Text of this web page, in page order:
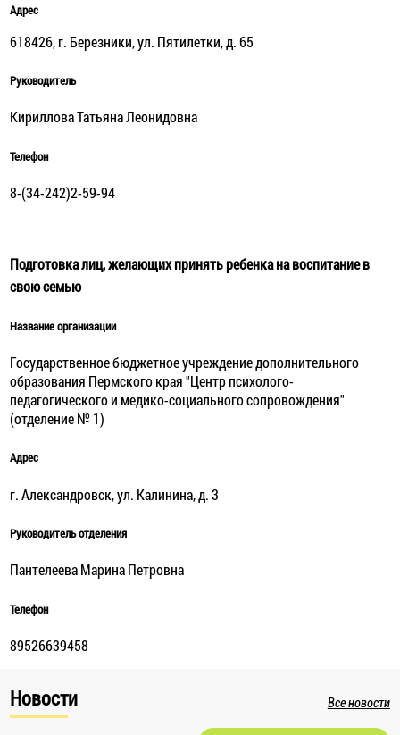
Адрес
618426, г. Березники, ул. Пятилетки, д. 65
Руководитель
Кириллова Татьяна Леонидовна
Телефон
8-(34-242)2-59-94
Подготовка лиц, желающих принять ребенка на воспитание в
свою семью
Название организации
Государственное бюджетное учреждение дополнительного
образования Пермского края "Центр психолого-
педагогического и медико-социального сопровождения"
(отделение № 1)
Адрес
г. Александровск, ул. Калинина, д. 3
Руководитель отделения
Пантелеева Марина Петровна
Телефон
89526639458
Новости Все новости